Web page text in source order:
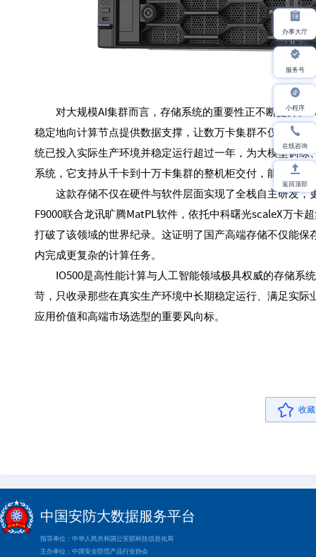
对大规模AI集群而言，存储系统的重要性正不断提升
稳定地向计算节点提供数据支撑，让数万卡集群不仅“跑得
统已投入实际生产环境并稳定运行超过一年，为大模型训
系统，它支持从千卡到十万卡集群的整机柜交付，能够将
这款存储不仅在硬件与软件层面实现了全栈自主研发
F9000联合龙讯旷腾MatPL软件，依托中科曙光scaleX万卡
打破了该领域的世界纪录。这证明了国产高端存储不仅能
内完成更复杂的计算任务。
IO500是高性能计算与人工智能领域极具权威的存储系
苛，只收录那些在真实生产环境中长期稳定运行、满足实
应用价值和高端市场选型的重要风向标。
收藏
办事大厅
服务号
小程序
在线咨询
返回顶部
中国安防大数据服务平台
指导单位：中华人民共和国公安部科技信息化局
主办单位：中国安全防范产品行业协会